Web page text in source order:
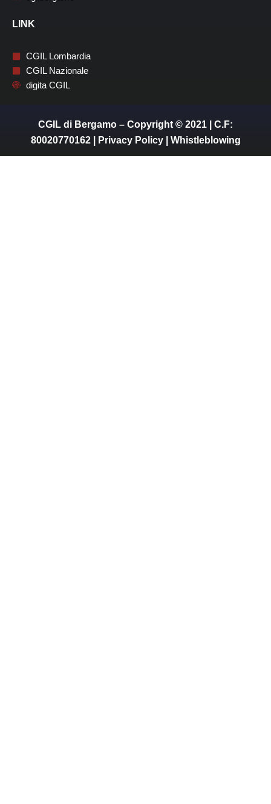
LINK
CGIL Lombardia
CGIL Nazionale
digita CGIL
CGIL di Bergamo – Copyright © 2021 | C.F:
80020770162 |
Privacy Policy| Whistleblowing